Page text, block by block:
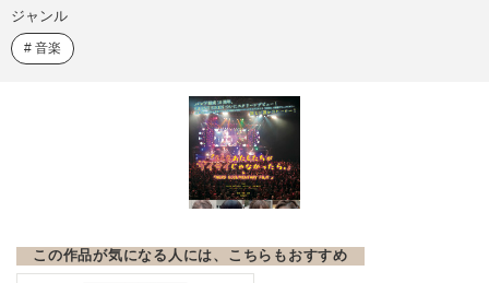
ジャンル
音楽
この作品が気になる人には、こちらもおすすめ